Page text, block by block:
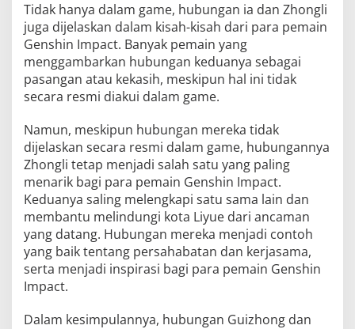
Tidak hanya dalam game, hubungan ia dan Zhongli
juga dijelaskan dalam kisah-kisah dari para pemain
Genshin Impact. Banyak pemain yang
menggambarkan hubungan keduanya sebagai
pasangan atau kekasih, meskipun hal ini tidak
secara resmi diakui dalam game.
Namun, meskipun hubungan mereka tidak
dijelaskan secara resmi dalam game, hubungannya
Zhongli tetap menjadi salah satu yang paling
menarik bagi para pemain Genshin Impact.
Keduanya saling melengkapi satu sama lain dan
membantu melindungi kota Liyue dari ancaman
yang datang. Hubungan mereka menjadi contoh
yang baik tentang persahabatan dan kerjasama,
serta menjadi inspirasi bagi para pemain Genshin
Impact.
Dalam kesimpulannya, hubungan Guizhong dan